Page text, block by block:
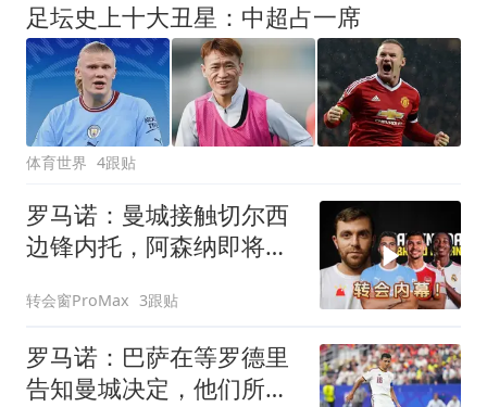
足坛史上十大丑星：中超占一席
体育世界 4跟贴
罗马诺：曼城接触切尔西
边锋内托，阿森纳即将敲
转会窗ProMax 3跟贴
罗马诺：巴萨在等罗德里
告知曼城决定，他们所有